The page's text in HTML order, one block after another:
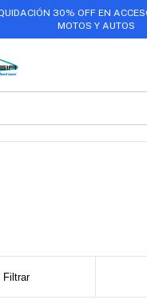
30% OFF EN
MOTOS Y AUTOS
Filtrar